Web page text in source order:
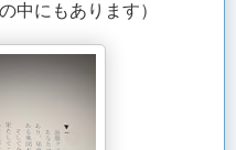
中にもあります）